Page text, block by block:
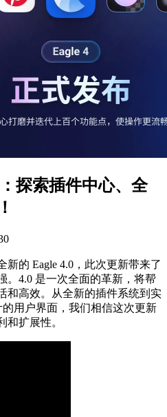
探索插件中心、全
的 Eagle 4.0，此次更新带来了
。4.0 是一次全面的革新，将帮
和高效。从全新的插件系统到实
用户界面，我们相信这次更新
和扩展性。